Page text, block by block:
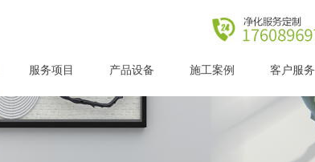
服务项目 产品设备 施工案例 客户服务